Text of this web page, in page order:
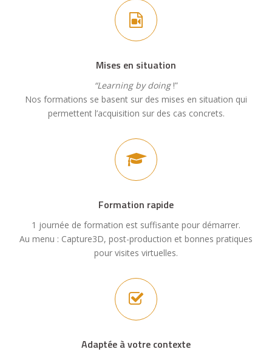
Mises en situation
“Learning by doing!”
Nos formations se basent sur des mises en situation qui
permettent l’acquisition sur des cas concrets.
Formation rapide
1 journée de formation est suffisante pour démarrer.
Au menu : Capture3D, post-production et bonnes pratiques
pour visites virtuelles.
Adaptée à votre contexte